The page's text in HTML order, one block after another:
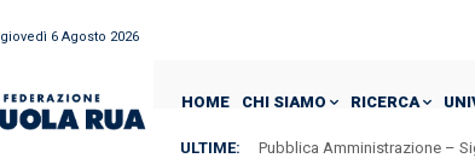
giovedì 6 Agosto 2026
HOME CHI SIAMO RICERCA
ULTIME: Pubblica Amministrazione –
ISTAT – Accordo RUP e